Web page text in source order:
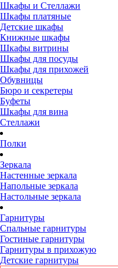
Шкафы и Стеллажи
Шкафы платяные
Детские шкафы
Книжные шкафы
Шкафы витрины
Шкафы для посуды
Шкафы для прихожей
Обувницы
Бюро и секретеры
Буфеты
Шкафы для вина
Стеллажи
Полки
Зеркала
Настенные зеркала
Напольные зеркала
Настольные зеркала
Гарнитуры
Спальные гарнитуры
Гостиные гарнитуры
Гарнитуры в прихожую
Детские гарнитуры